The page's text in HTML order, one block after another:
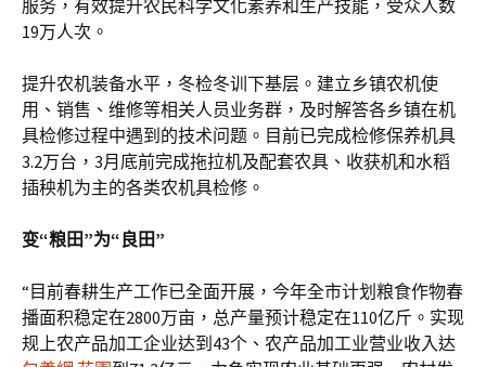
服务，有效提升农民科学文化素养和生产技能，受众人数
19万人次。
提升农机装备水平，冬检冬训下基层。建立乡镇农机使
用、销售、维修等相关人员业务群，及时解答各乡镇在机
具检修过程中遇到的技术问题。目前已完成检修保养机具
3.2万台，3月底前完成拖拉机及配套农具、收获机和水稻
插秧机为主的各类农机具检修。
变“粮田”为“良田”
“目前春耕生产工作已全面开展，今年全市计划粮食作物春
播面积稳定在2800万亩，总产量预计稳定在110亿斤。实现
规上农产品加工企业达到43个、农产品加工业营业收入达